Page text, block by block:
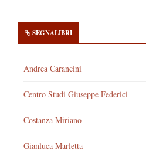
SEGNALIBRI
Andrea Carancini
Centro Studi Giuseppe Federici
Costanza Miriano
Gianluca Marletta